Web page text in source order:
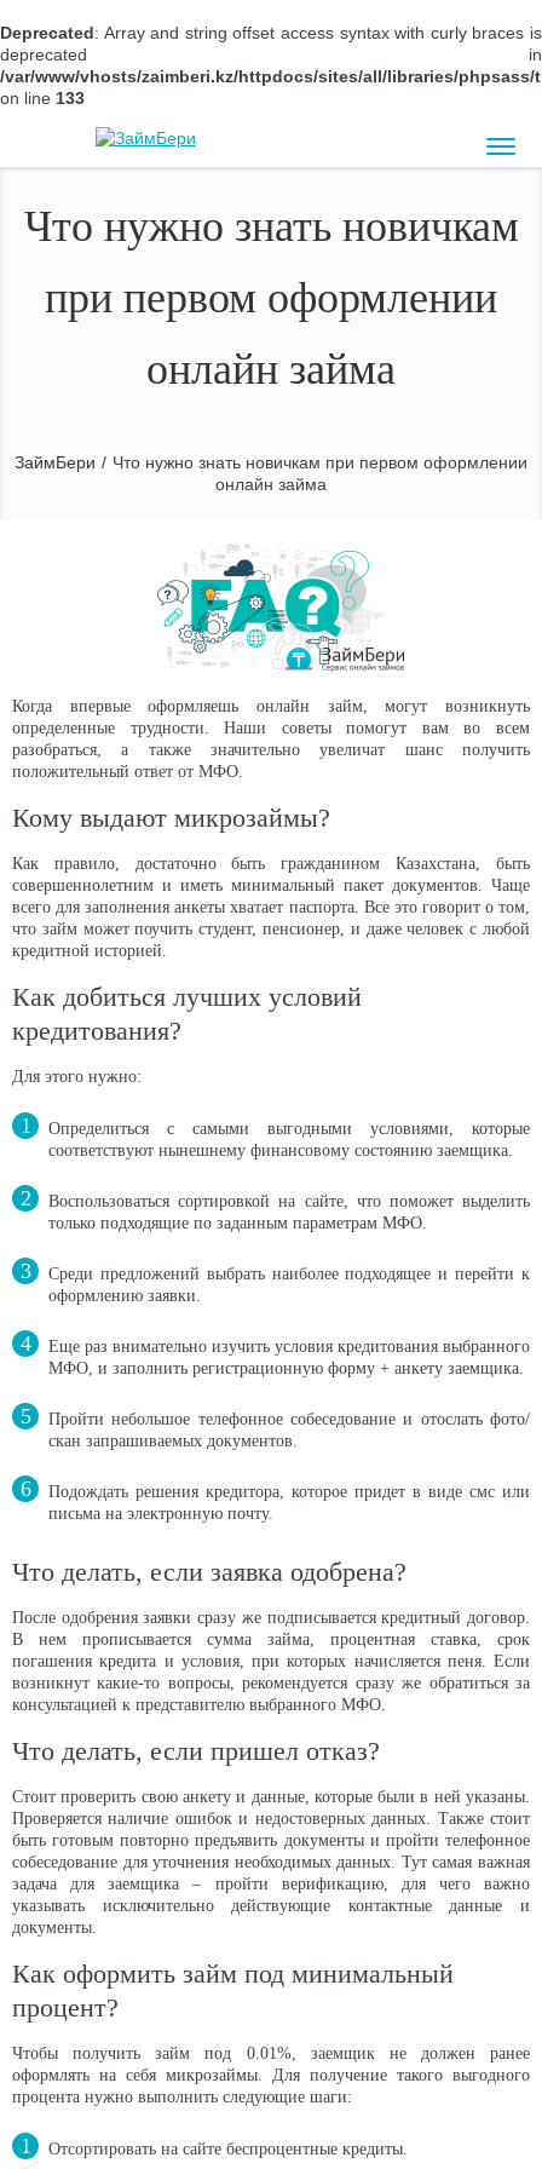
Deprecated: Array and string offset access syntax with curly braces is
deprecated in
/var/www/vhosts/zaimberi.kz/httpdocs/sites/all/libraries/phpsass/
on line 133
Что нужно знать новичкам
при первом оформлении
онлайн займа
ЗаймБери / Что нужно знать новичкам при первом оформлении
онлайн займа
Когда впервые оформляешь онлайн займ, могут возникнуть
определенные трудности. Наши советы помогут вам во всем
разобраться, а также значительно увеличат шанс получить
положительный ответ от МФО.
Кому выдают микрозаймы?
Как правило, достаточно быть гражданином Казахстана, быть
совершеннолетним и иметь минимальный пакет документов. Чаще
всего для заполнения анкеты хватает паспорта. Все это говорит о том,
что займ может поучить студент, пенсионер, и даже человек с любой
кредитной историей.
Как добиться лучших условий
кредитования?
Для этого нужно:
Определиться с самыми выгодными условиями, которые
соответствуют нынешнему финансовому состоянию заемщика.
Воспользоваться сортировкой на сайте, что поможет выделить
только подходящие по заданным параметрам МФО.
Среди предложений выбрать наиболее подходящее и перейти к
оформлению заявки.
Еще раз внимательно изучить условия кредитования выбранного
МФО, и заполнить регистрационную форму + анкету заемщика.
Пройти небольшое телефонное собеседование и отослать фото/
скан запрашиваемых документов.
Подождать решения кредитора, которое придет в виде смс или
письма на электронную почту.
Что делать, если заявка одобрена?
После одобрения заявки сразу же подписывается кредитный договор.
В нем прописывается сумма займа, процентная ставка, срок
погашения кредита и условия, при которых начисляется пеня. Если
возникнут какие-то вопросы, рекомендуется сразу же обратиться за
консультацией к представителю выбранного МФО.
Что делать, если пришел отказ?
Стоит проверить свою анкету и данные, которые были в ней указаны.
Проверяется наличие ошибок и недостоверных данных. Также стоит
быть готовым повторно предъявить документы и пройти телефонное
собеседование для уточнения необходимых данных. Тут самая важная
задача для заемщика – пройти верификацию, для чего важно
указывать исключительно действующие контактные данные и
документы.
Как оформить займ под минимальный
процент?
Чтобы получить займ под 0.01%, заемщик не должен ранее
оформлять на себя микрозаймы. Для получение такого выгодного
процента нужно выполнить следующие шаги:
Отсортировать на сайте беспроцентные кредиты.